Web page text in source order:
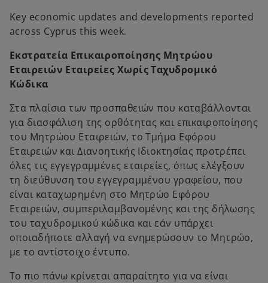
Key economic updates and developments reported
across Cyprus this week.
Εκστρατεία Επικαιροποίησης Μητρώου
Εταιρειών Εταιρείες Χωρίς Ταχυδρομικό
Κώδικα
Στα πλαίσια των προσπαθειών που καταβάλλονται
για διασφάλιση της ορθότητας και επικαιροποίησης
του Μητρώου Εταιρειών, το Τμήμα Εφόρου
Εταιρειών και Διανοητικής Ιδιοκτησίας προτρέπει
όλες τις εγγεγραμμένες εταιρείες, όπως ελέγξουν
τη διεύθυνση του εγγεγραμμένου γραφείου, που
είναι καταχωρημένη στο Μητρώο Εφόρου
Εταιρειών, συμπεριλαμβανομένης και της δήλωσης
του ταχυδρομικού κώδικα και εάν υπάρχει
οποιαδήποτε αλλαγή να ενημερώσουν το Μητρώο,
με το αντίστοιχο έντυπο.
Το πιο πάνω κρίνεται απαραίτητο για να είναι